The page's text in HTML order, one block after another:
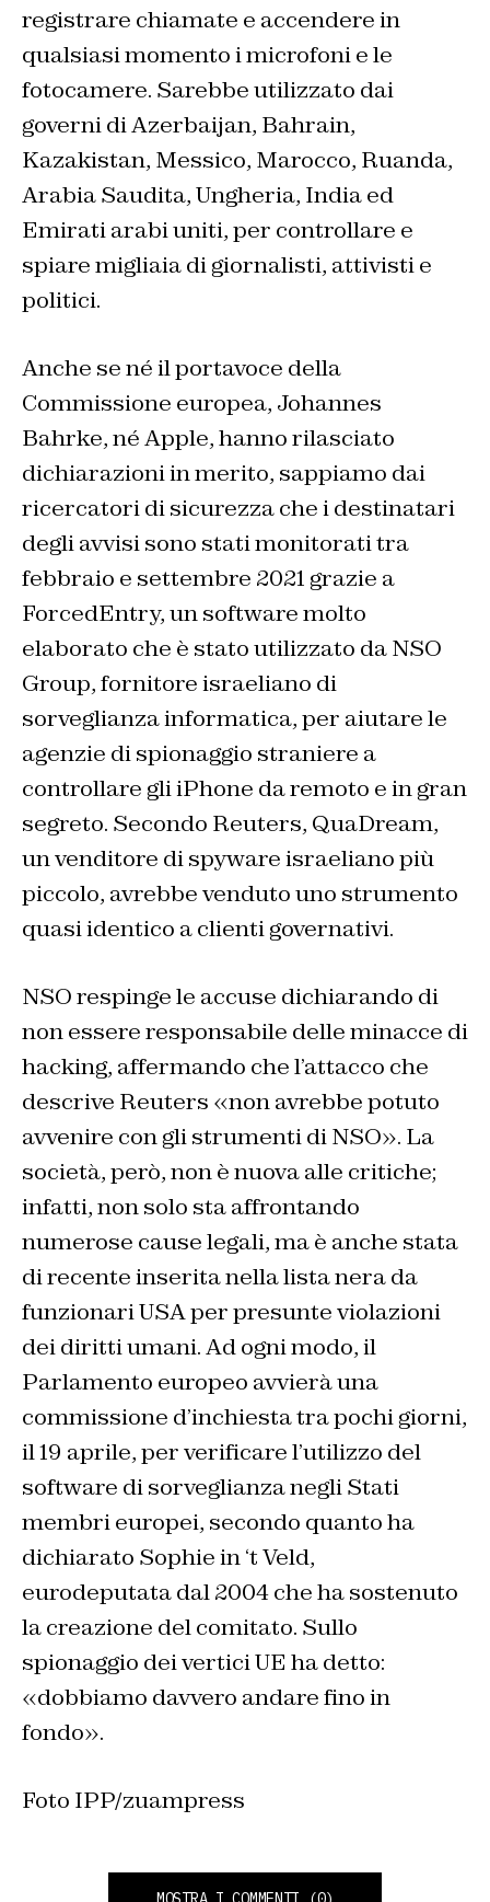
registrare chiamate e accendere in
qualsiasi momento i microfoni e le
fotocamere. Sarebbe utilizzato dai
governi di Azerbaijan, Bahrain,
Kazakistan, Messico, Marocco, Ruanda,
Arabia Saudita, Ungheria, India ed
Emirati arabi uniti, per controllare e
spiare migliaia di giornalisti, attivisti e
politici.
Anche se né il portavoce della
Commissione europea, Johannes
Bahrke, né Apple, hanno rilasciato
dichiarazioni in merito, sappiamo dai
ricercatori di sicurezza che i destinatari
degli avvisi sono stati monitorati tra
febbraio e settembre 2021 grazie a
ForcedEntry, un software molto
elaborato che è stato utilizzato da NSO
Group, fornitore israeliano di
sorveglianza informatica, per aiutare le
agenzie di spionaggio straniere a
controllare gli iPhone da remoto e in gran
segreto. Secondo Reuters, QuaDream,
un venditore di spyware israeliano più
piccolo, avrebbe venduto uno strumento
quasi identico a clienti governativi.
NSO respinge le accuse dichiarando di
non essere responsabile delle minacce di
hacking, affermando che l’attacco che
descrive Reuters «non avrebbe potuto
avvenire con gli strumenti di NSO». La
società, però, non è nuova alle critiche;
infatti, non solo sta affrontando
numerose cause legali, ma è anche stata
di recente inserita nella lista nera da
funzionari USA per presunte violazioni
dei diritti umani. Ad ogni modo, il
Parlamento europeo avvierà una
commissione d’inchiesta tra pochi giorni,
il 19 aprile, per verificare l’utilizzo del
software di sorveglianza negli Stati
membri europei, secondo quanto ha
dichiarato Sophie in ‘t Veld,
eurodeputata dal 2004 che ha sostenuto
la creazione del comitato. Sullo
spionaggio dei vertici UE ha detto:
«dobbiamo davvero andare fino in
fondo».
Foto IPP/zuampress